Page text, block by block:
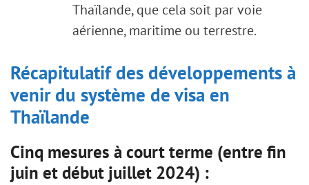
Thaïlande, que cela soit par voie
aérienne, maritime ou terrestre.
Récapitulatif des développements à
venir du système de visa en
Thaïlande
Cinq mesures à court terme (entre fin
juin et début juillet 2024) :